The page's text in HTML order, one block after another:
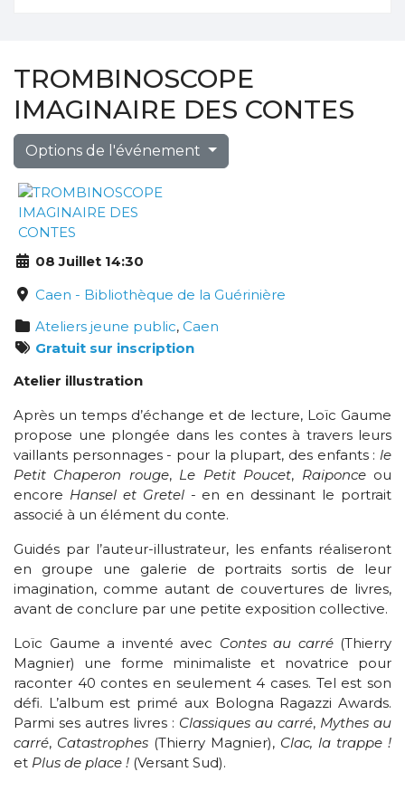
TROMBINOSCOPE
IMAGINAIRE DES CONTES
Options de l'événement
08 Juillet 14:30
Caen - Bibliothèque de la Guérinière
Ateliers jeune public, Caen
Gratuit sur inscription
Atelier illustration
Après un temps d’échange et de lecture, Loïc Gaume
propose une plongée dans les contes à travers leurs
vaillants personnages - pour la plupart, des enfants : le
Petit Chaperon rouge, Le Petit Poucet, Raiponceou
encore Hansel et Gretel - en en dessinant le portrait
associé à un élément du conte.
Guidés par l’auteur-illustrateur, les enfants réaliseront
en groupe une galerie de portraits sortis de leur
imagination, comme autant de couvertures de livres,
avant de conclure par une petite exposition collective.
Loïc Gaume a inventé avec Contes au carré(Thierry
Magnier) une forme minimaliste et novatrice pour
raconter 40 contes en seulement 4 cases. Tel est son
défi. L’album est primé aux Bologna Ragazzi Awards.
Parmi ses autres livres : Classiques au carré, Mythes au
carré, Catastrophes (Thierry Magnier), Clac, la trappe !
et Plus de place ! (Versant Sud).